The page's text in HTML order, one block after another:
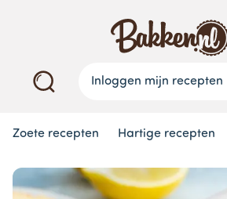
Inloggen mijn recepten
Zoete recepten Hartige recepten